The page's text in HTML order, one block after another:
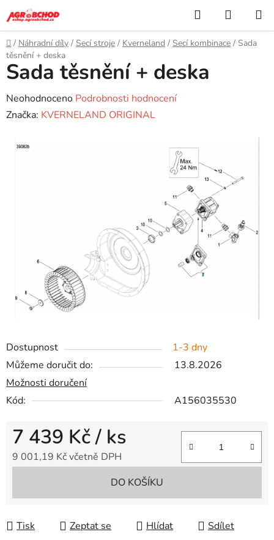
na
obsah
Hledat
KOŠÍK
Domů
/ Náhradní díly / Secí stroje / Kverneland / Secí kombinace / Sada
těsnění + deska
Dostupnost
1-3 dny
Můžeme doručit do:
13.8.2026
Možnosti doručení
Kód:
A156035530
7 439 Kč/ ks
9 001,19 Kč včetně DPH
DO KOŠÍKU
Tisk Zeptat se Hlídat Sdílet
Sada těsnění + deska
Průměrné
hodnocení
Neohodnoceno Podrobnosti hodnocení
Značka: KVERNELAND ORIGINAL